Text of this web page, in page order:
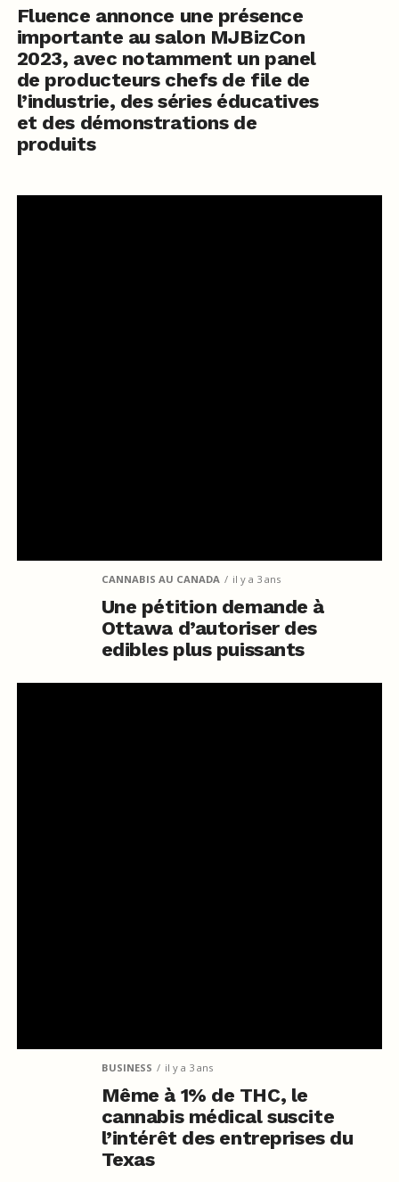
Fluence annonce une présence
importante au salon MJBizCon
2023, avec notamment un panel
de producteurs chefs de file de
l’industrie, des séries éducatives
et des démonstrations de
produits
CANNABIS AU CANADA il y a 3 ans
Une pétition demande à
Ottawa d’autoriser des
edibles plus puissants
BUSINESS il y a 3 ans
Même à 1% de THC, le
cannabis médical suscite
l’intérêt des entreprises du
Texas